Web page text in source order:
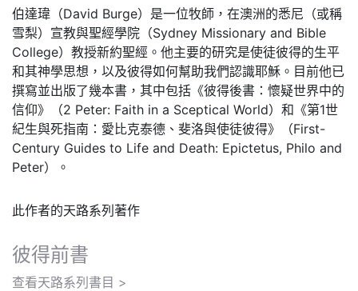
伯達瑋（David Burge）是一位牧師，在澳洲的悉尼（或稱
雪梨）宣教與聖經學院（Sydney Missionary and Bible
College）教授新約聖經。他主要的研究是使徒彼得的生平
和其神學思想，以及彼得如何幫助我們認識耶穌。目前他已
撰寫並出版了幾本書，其中包括《彼得後書：懷疑世界中的
信仰》（2 Peter: Faith in a Sceptical World）和《第1世
紀生與死指南：愛比克泰德、斐洛與使徒彼得》（First-
Century Guides to Life and Death: Epictetus, Philo and
Peter）。
此作者的天路系列著作
彼得前書
查看天路系列書目 >